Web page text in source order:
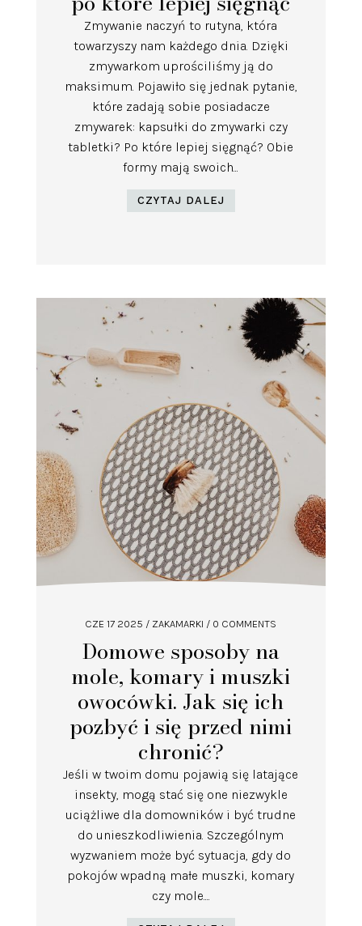
Zmywanie naczyń to rutyna, która
towarzyszy nam każdego dnia. Dzięki
zmywarkom uprościliśmy ją do
maksimum. Pojawiło się jednak pytanie,
które zadają sobie posiadacze
zmywarek: kapsułki do zmywarki czy
tabletki? Po które lepiej sięgnąć? Obie
formy mają swoich...
CZYTAJ DALEJ
Domowe sposoby na
mole, komary i muszki
owocówki. Jak się ich
pozbyć i się przed nimi
chronić?
CZE 17 2025 / ZAKAMARKI / 0 COMMENTS
Jeśli w twoim domu pojawią się latające
insekty, mogą stać się one niezwykle
uciążliwe dla domowników i być trudne
do unieszkodliwienia. Szczególnym
wyzwaniem może być sytuacja, gdy do
pokojów wpadną małe muszki, komary
czy mole....